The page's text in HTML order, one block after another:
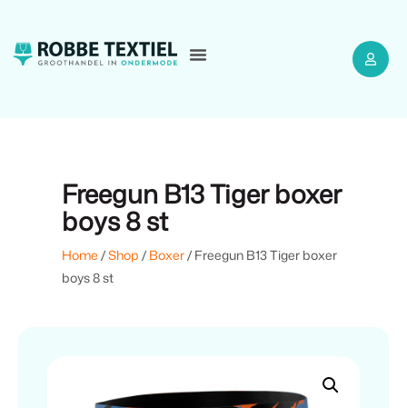
Freegun B13 Tiger boxer
boys 8 st
Home /Shop / Boxer/ Freegun B13 Tiger boxer
boys 8 st